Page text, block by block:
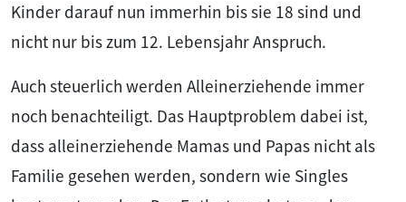
Kinder darauf nun immerhin bis sie 18 sind und
nicht nur bis zum 12. Lebensjahr Anspruch.
Auch steuerlich werden Alleinerziehende immer
noch benachteiligt. Das Hauptproblem dabei ist,
dass alleinerziehende Mamas und Papas nicht als
Familie gesehen werden, sondern wie Singles